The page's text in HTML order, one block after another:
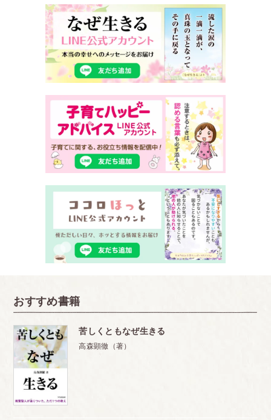
おすすめ書籍
苦しくともなぜ生きる
高森顕徹（著）